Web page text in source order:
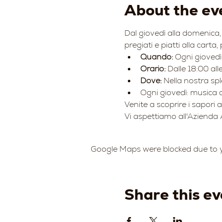
About the
Dal giovedì alla
pregiati e piatti alla carta,
Quando: Ogni
Orario: Dalle 18:00
Dove: Nella nostra
Ogni giovedì: musica
Venite a scoprire i sapori
Vi aspettiamo all'Azienda
Google Maps were blocked due
Share this